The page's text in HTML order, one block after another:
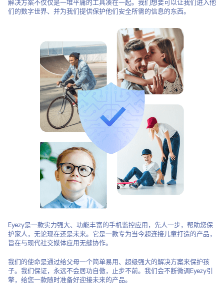
解决方案不仅仅是一堆平庸的工具凑在一起。我们想要可以让我们进入他
们的数字世界、并为我们提供保护他们安全所需的信息的东西。
Eyezy是一款实力强大、功能丰富的手机监控应用，先人一步，帮助您保
护家人，无论现在还是未来。它是一款专为当今超连接儿童打造的产品，
旨在与现代社交媒体应用无缝协作。
我们的使命是通过给父母一个简单易用、超级强大的解决方案来保护孩
子。我们保证，永远不会居功自傲，止步不前。我们会不断微调Eyezy引
擎，给您一款随时准备好迎接未来的产品。